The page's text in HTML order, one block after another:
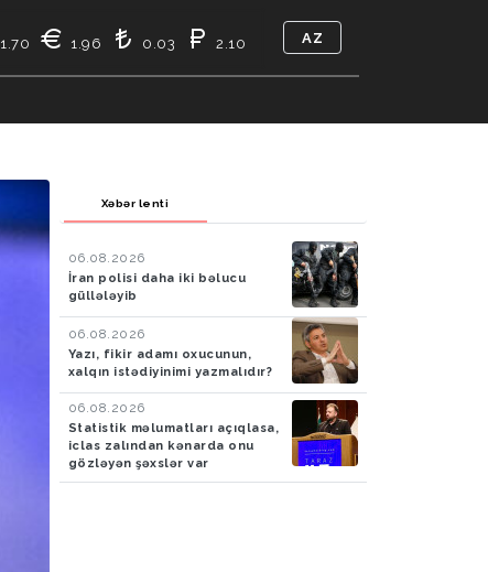
1.70 1.96 0.03 2.10 AZ
Xəbər lenti
06.08.2026
İran polisi daha iki bəlucu
güllələyib
06.08.2026
Yazı, fikir adamı oxucunun,
xalqın istədiyinimi yazmalıdır?
06.08.2026
Statistik məlumatları açıqlasa,
iclas zalından kənarda onu
gözləyən şəxslər var